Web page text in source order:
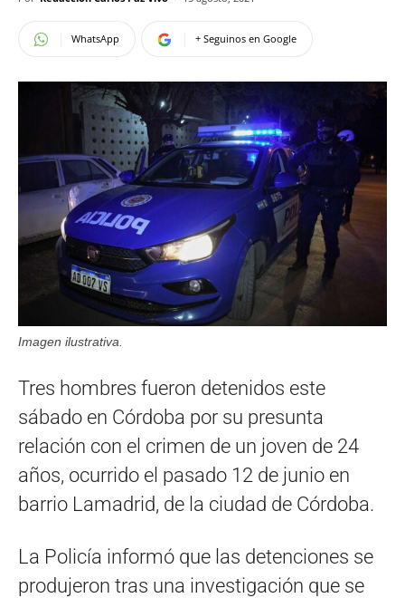
WhatsApp + Seguinos en Google
Imagen ilustrativa.
Tres hombres fueron detenidos este
sábado en Córdoba por su presunta
relación con el crimen de un joven de 24
años, ocurrido el pasado 12 de junio en
barrio Lamadrid, de la ciudad de Córdoba.
La Policía informó que las detenciones se
produjeron tras una investigación que se